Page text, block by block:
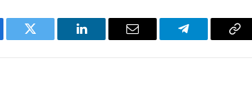
Twitter LinkedIn 电
Telegram 复